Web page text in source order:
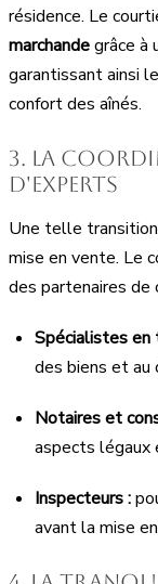
résidence. Le
marchandegrâce à
garantissant ainsi
confort des aînés.
3. La
d'experts
Une telle
mise en vente. Le
des partenaires de
Spécialistes en
des biens et au
Notaires et
aspects légaux
Inspecteurs :
avant la mise